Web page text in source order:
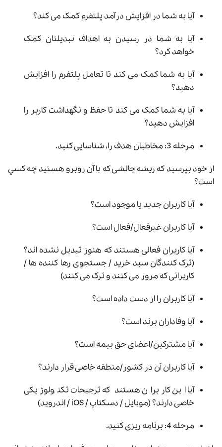
آیا به شما در افزایش درآمد پلتفرم کمک می کند؟
آیا به شما در رسیدن به اهداف تبدیلتان کمک
خواهد کرد؟
آیا به شما کمک می کند تا تعامل پلتفرم را افزایش
دهید؟
آیا به شما کمک می کند تا حفظ و نگهداشت کاربر را
افزایش دهید؟
مرحله 3: مخاطبان هدف را، شناسایی کنید.
از خود بپرسید که ریشه چالشی که با آن روبرو هستید چه کسي
است؟
آیا کاربران جدید یا موجود است؟
آیا کاربران غیرفعال/فعال است؟
آیا کاربران فعالی هستند که هنوز تبدیل نشده اند؟
(ترک کنندگان سبد خرید / جستجوی رها کننده ها /
کاربرانی که مرور می کنند و ترک می کنند)
آیا کاربران را از دست داده است؟
آیا وفاداران برند است؟
آیا مشترکین/اعضای حق بیمه است؟
آیا کاربران آن در کشور/منطقه خاصی قرار دارند؟
آیا این کاربران هستند که ترجیحات تکنولوژیکی
خاصی دارند؟ (موبایل / دسکتاپ / iOS / اندروید)
مرحله 4: برنامه ریزی کنید.